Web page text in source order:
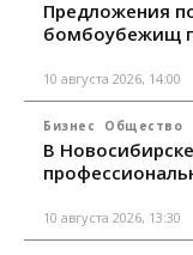
Предложения
бомбоубежищ
10 августа 2026, 14:00
Бизнес Общество
В
10 августа 2026, 13:30